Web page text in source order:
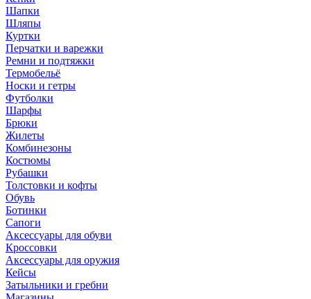
Шапки
Шляпы
Куртки
Перчатки и варежки
Ремни и подтяжки
Термобельё
Носки и гетры
Футболки
Шарфы
Брюки
Жилеты
Комбинезоны
Костюмы
Рубашки
Толстовки и кофты
Обувь
Ботинки
Сапоги
Аксессуары для обуви
Кроссовки
Аксессуары для оружия
Кейсы
Затыльники и гребни